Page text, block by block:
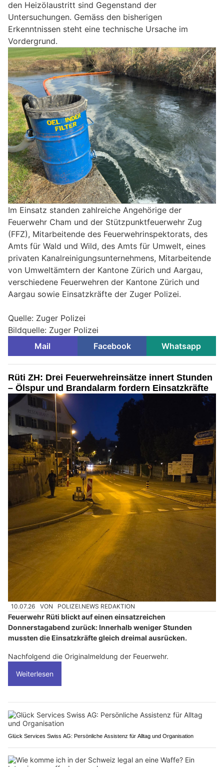
den Heizölaustritt sind Gegenstand der
Untersuchungen. Gemäss den bisherigen
Erkenntnissen steht eine technische Ursache im
Vordergrund.
Im Einsatz standen zahlreiche Angehörige der
Feuerwehr Cham und der Stützpunktfeuerwehr Zug
(FFZ), Mitarbeitende des Feuerwehrinspektorats, des
Amts für Wald und Wild, des Amts für Umwelt, eines
privaten Kanalreinigungsunternehmens, Mitarbeitende
von Umweltämtern der Kantone Zürich und Aargau,
verschiedene Feuerwehren der Kantone Zürich und
Aargau sowie Einsatzkräfte der Zuger Polizei.
Quelle: Zuger Polizei
Bildquelle: Zuger Polizei
Mail
Facebook Whatsapp
Rüti ZH: Drei Feuerwehreinsätze innert Stunden
– Ölspur und Brandalarm fordern Einsatzkräfte
10.07.26 VON POLIZEI.NEWS REDAKTION
Feuerwehr Rüti blickt auf einen einsatzreichen
Donnerstagabend zurück: Innerhalb weniger Stunden
mussten die Einsatzkräfte gleich dreimal ausrücken.
Nachfolgend die Originalmeldung der Feuerwehr.
Weiterlesen
Glück Services Swiss AG: Persönliche Assistenz für Alltag und Organisation